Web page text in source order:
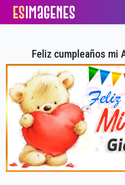
Feliz cumpleaños mi